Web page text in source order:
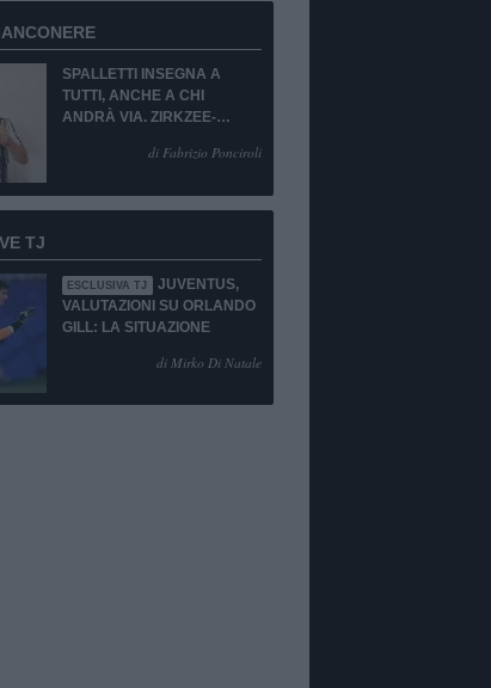
SPALLETTI INSEGNA A
TUTTI, ANCHE A CHI
ANDRÀ VIA. ZIRKZEE-
di Fabrizio Ponciroli
TJ
ESCLUSIVA TJ
JUVENTUS,
VALUTAZIONI SU ORLANDO
GILL: LA SITUAZIONE
di Mirko Di Natale